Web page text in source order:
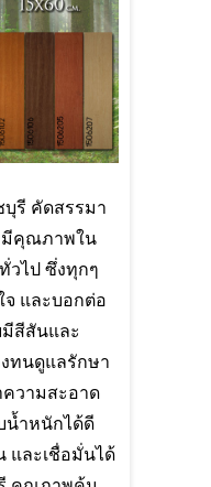
รี คัดสรรมา
มีคุณภาพใน
วไป ซึ่งทุกๆ
จ และบอกต่อ
สีสันและ
ทนดูแลรักษา
ความสะอาด
น้ำหนักได้ดี
และเชื่อมั่นได้